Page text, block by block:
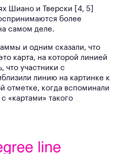
Шиано и Тверски [4, 5]
более
самом деле.
и одним сказали, что
карта, на которой линией
что участники с
линию на картинке к
отметке, когда вспоминали
«картами» такого